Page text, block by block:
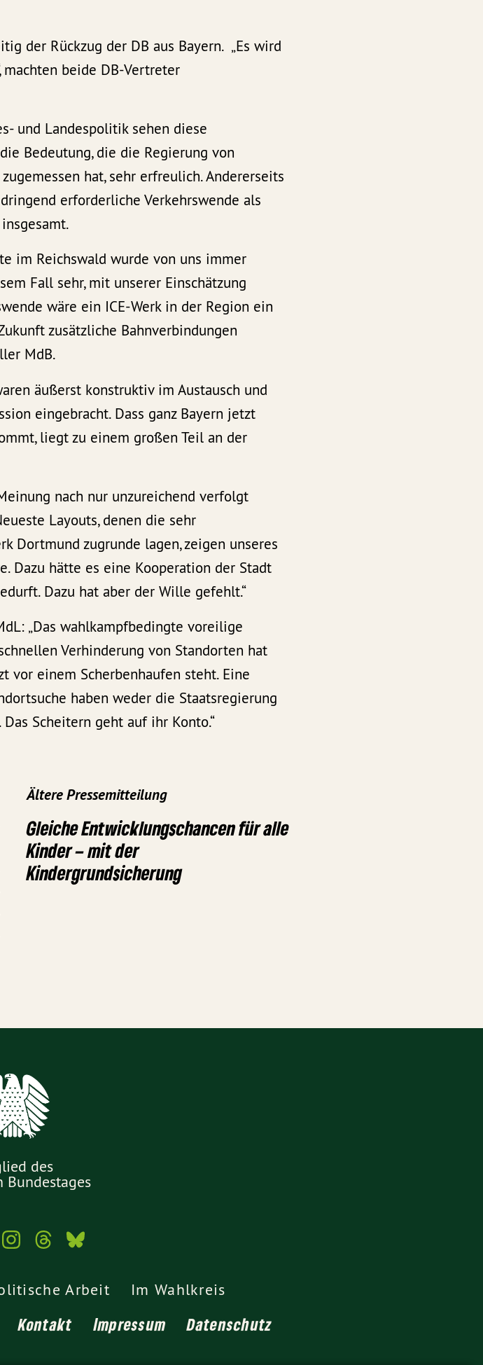
der Rückzug der DB aus Bayern. „Es wird
beide DB-Vertreter
und Landespolitik sehen diese
Bedeutung, die die Regierung von
hat, sehr erfreulich. Andererseits
erforderliche Verkehrswende als
im Reichswald wurde von uns immer
Fall sehr, mit unserer Einschätzung
wäre ein ICE-Werk in der Region ein
zusätzliche Bahnverbindungen
MdB.
äußerst konstruktiv im Austausch und
eingebracht. Dass ganz Bayern jetzt
liegt zu einem großen Teil an der
nach nur unzureichend verfolgt
Layouts, denen die sehr
Dortmund zugrunde lagen, zeigen unseres
Dazu hätte es eine Kooperation der Stadt
Dazu hat aber der Wille gefehlt.“
„Das wahlkampfbedingte voreilige
Verhinderung von Standorten hat
vor einem Scherbenhaufen steht. Eine
haben weder die Staatsregierung
Scheitern geht auf ihr Konto.“
Ältere Pressemitteilung
Gleiche Entwicklungschancen für alle
Kinder – mit der
Kindergrundsicherung
des
Bundestages
Arbeit Im Wahlkreis
Kontakt Impressum Datenschutz